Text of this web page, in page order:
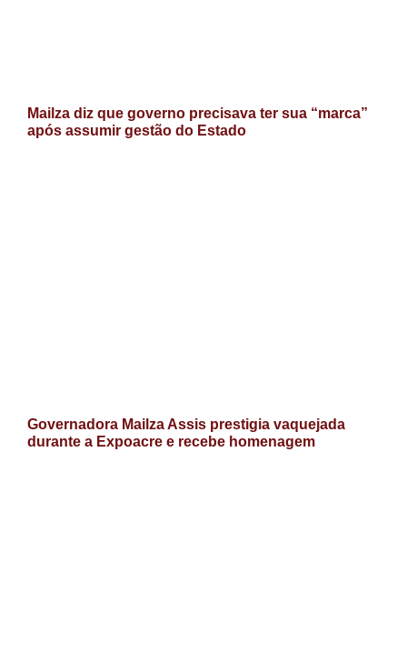
Mailza diz que governo precisava ter sua “marca”
após assumir gestão do Estado
Governadora Mailza Assis prestigia vaquejada
durante a Expoacre e recebe homenagem